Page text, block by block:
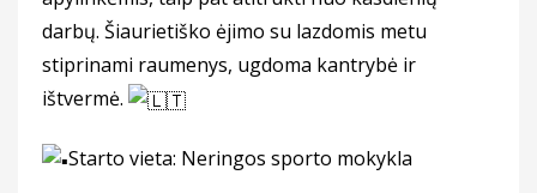
darbų. Šiaurietiško ėjimo su lazdomis metu
stiprinami raumenys, ugdoma kantrybė ir
ištvermė.
Starto vieta: Neringos sporto mokykla